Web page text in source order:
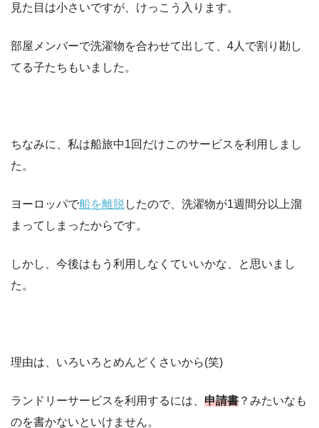
見た目は小さいですが、けっこう入ります。
部屋メンバーで洗濯物を合わせて出して、4人で割り勘し
てる子たちもいました。
ちなみに、私は船旅中1回だけこのサービスを利用しまし
た。
ヨーロッパで船を離脱したので、洗濯物が1週間分以上溜
まってしまったからです。
しかし、今後はもう利用しなくていいかな、と思いまし
た。
理由は、いろいろとめんどくさいから(笑)
ランドリーサービスを利用するには、 申請書 ？みたいなも
のを書かないといけません。